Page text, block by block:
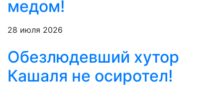
медом!
28 июля 2026
Обезлюдевший хутор
Кашаля не осиротел!